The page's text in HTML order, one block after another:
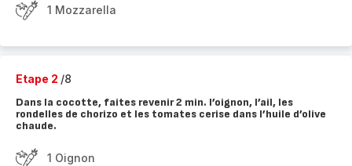
1 Mozzarella
Etape 2 /8
Dans la cocotte, faites revenir 2 min. l’oignon, l’ail, les
rondelles de chorizo et les tomates cerise dans l’huile d’olive
chaude.
1 Oignon